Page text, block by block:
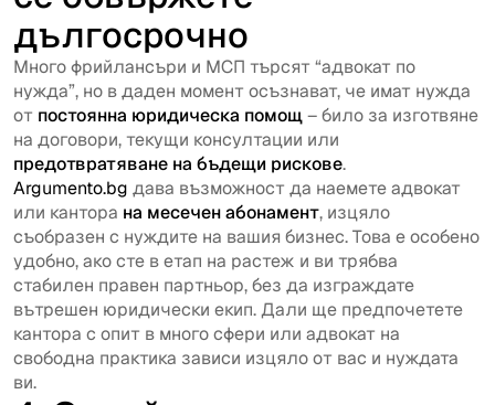
дългосрочно
Много фрийлансъри и МСП търсят “адвокат по
нужда”, но в даден момент осъзнават, че имат нужда
от постоянна юридическа помощ– било за изготвяне
на договори, текущи консултации или
предотвратяване на бъдещи рискове.
Argumento.bg дава възможност да наемете адвокат
или кантора на месечен абонамент, изцяло
съобразен с нуждите на вашия бизнес. Това е особено
удобно, ако сте в етап на растеж и ви трябва
стабилен правен партньор, без да изграждате
вътрешен юридически екип. Дали ще предпочетете
кантора с опит в много сфери или адвокат на
свободна практика зависи изцяло от вас и нуждата
ви.